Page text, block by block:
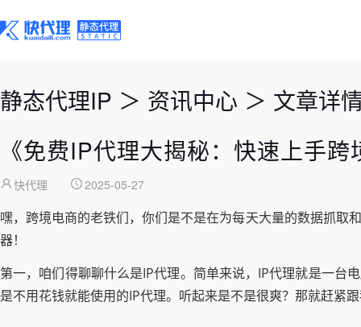
静态代理IP ＞ 资讯中心 ＞ 文章详
《免费IP代理大揭秘：快速上手
快代理 2025-05-27
嘿，跨境电商的老铁们，你们是不是在为每天大量的数据抓取
器！
第一，咱们得聊聊什么是IP代理。简单来说，IP代理就是一台
是不用花钱就能使用的IP代理。听起来是不是很爽？那就赶紧